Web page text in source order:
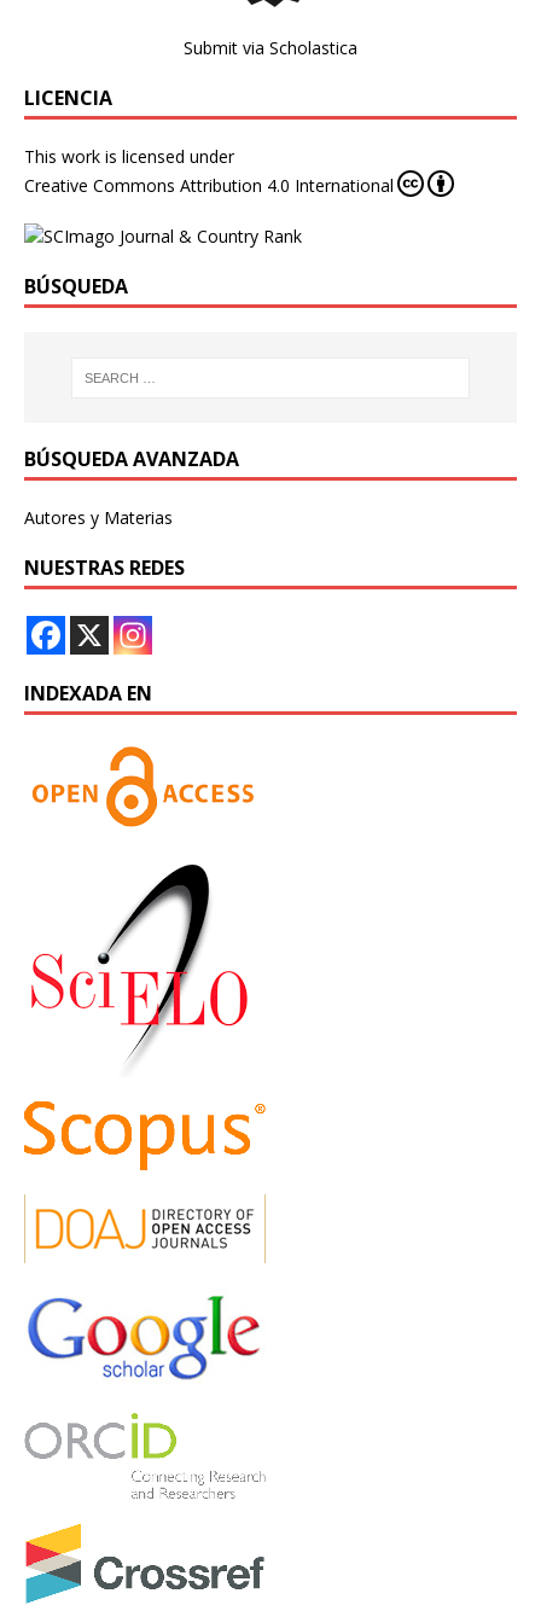
Submit via Scholastica
LICENCIA
This work is licensed under
Creative Commons Attribution 4.0 International
BÚSQUEDA
BÚSQUEDA AVANZADA
Autores y Materias
NUESTRAS REDES
INDEXADA EN